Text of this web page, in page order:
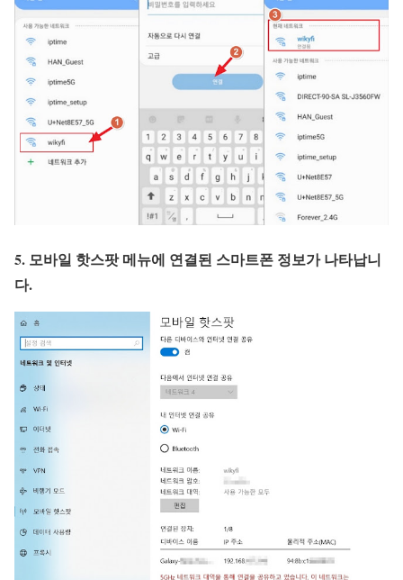
5. 모바일 핫스팟 메뉴에 연결된 스마트폰 정보가 나타납니
다.